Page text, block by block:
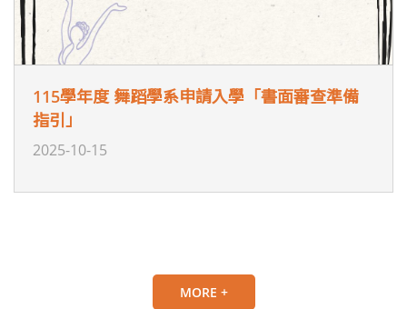
115學年度 舞蹈學系申請入學「書面審查準備
指引」
2025-10-15
MORE +